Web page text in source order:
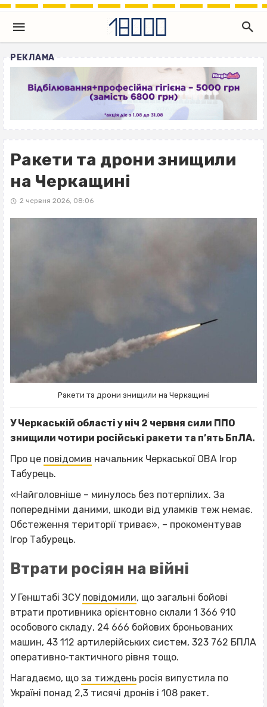
РЕКЛАМА
Ракети та дрони знищили
на Черкащині
2 червня 2026, 08:06
Ракети та дрони знищили на Черкащині
У Черкаській області у ніч 2 червня сили ППО
знищили чотири російські ракети та п’ять БпЛА.
Про це повідомив начальник Черкаської ОВА Ігор
Табурець.
«Найголовніше – минулось без потерпілих. За
попередніми даними, шкоди від уламків теж немає.
Обстеження території триває», – прокоментував
Ігор Табурець.
Втрати росіян на війні
У Генштабі ЗСУ повідомили, що загальні бойові
втрати противника орієнтовно склали 1 366 910
особового складу, 24 666 бойових броньованих
машин, 43 112 артилерійських систем, 323 762 БПЛА
оперативно‐тактичного рівня тощо.
Нагадаємо, що за тиждень росія випустила по
Україні понад 2,3 тисячі дронів і 108 ракет.